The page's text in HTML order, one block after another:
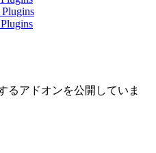
るアドオンを公開していま